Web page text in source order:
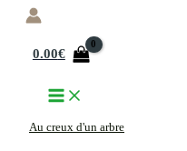
Aller
0.00€
Au creux d'un arbre